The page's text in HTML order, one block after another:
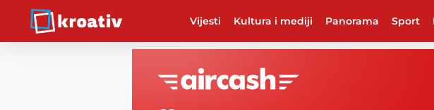
Vijesti Kultura i mediji Panorama Sport